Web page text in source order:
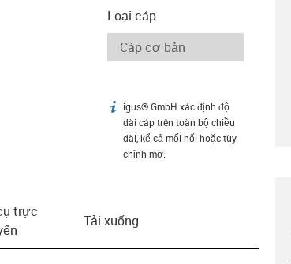
Loại cáp
igus-icon-info
igus® GmbH xác định độ
dài cáp trên toàn bộ chiều
dài, kể cả mối nối hoặc tùy
chỉnh mờ.
trực
Tải xuống